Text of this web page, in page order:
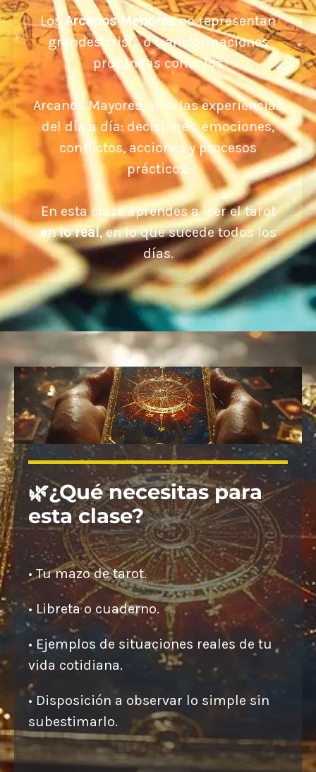
Los Arcanos Menoresno representan
grandes crisis o transformaciones
profundas como los
Arcanos Mayores, sino las experiencias
del día a día: decisiones, emociones,
conflictos, acciones y procesos
prácticos.
En esta clase aprendes a leer el tarot
en lo real, en lo que sucede todos los
días.
🌿¿Qué necesitas para
esta clase?
• Tu mazo de tarot.
• Libreta o cuaderno.
• Ejemplos de situaciones reales de tu
vida cotidiana.
• Disposición a observar lo simple sin
subestimarlo.